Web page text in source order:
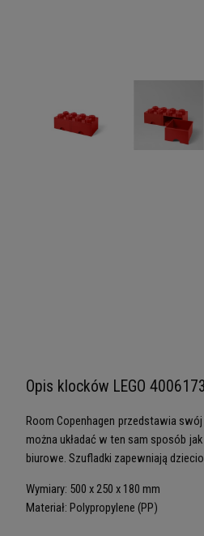
Opis klocków LEGO
Room Copenhagen przedstawia
można układać w ten sam sposób
biurowe. Szufladki zapewniają
Wymiary: 500 x 250 x 180 mm
Materiał: Polypropylene (PP)